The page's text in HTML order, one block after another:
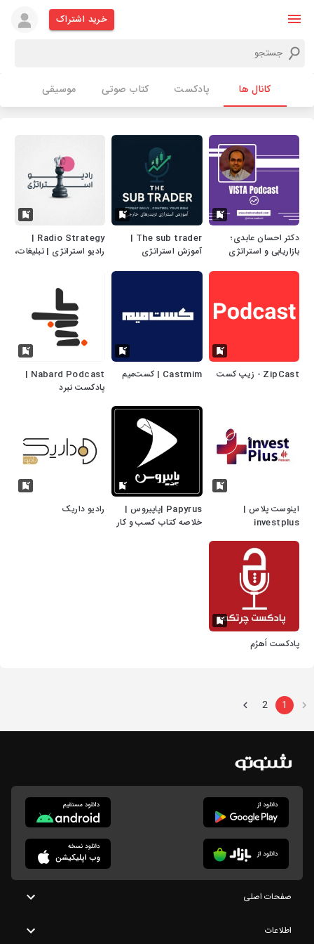
خرید اشتراک
کانال ها پادکست کتاب صوتی موسیقی
دکتر احسان عابدی؛
بازاریابی و استراتژی
The sub trader |
آموزش استراتژی
Radio Strategy |
رادیو استراتژی | تبلیغات،
ZipCast - زیپ کست Castmim | کست‌میم
Nabard Podcast |
پادکست نبرد
اینوست پلاس |
investplus
Papyrus |پاپیروس |
خلاصه کتاب کسب و کار
رادیو داریک
پادکست اَهرُم
1
2
صفحات اصلی
اطلاعات